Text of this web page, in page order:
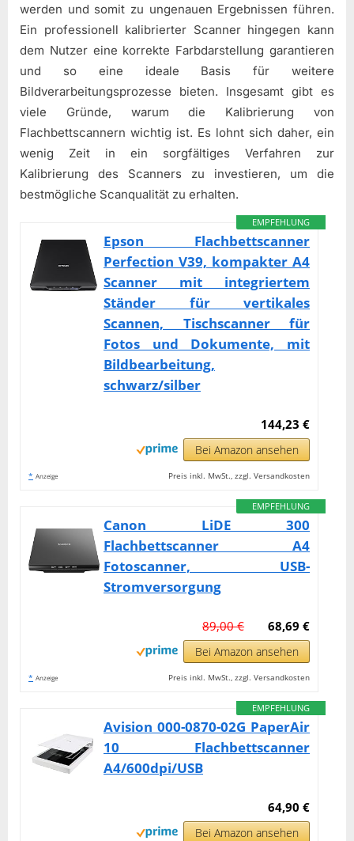
werden und somit zu ungenauen Ergebnissen führen.
Ein professionell kalibrierter Scanner hingegen kann
dem Nutzer eine korrekte Farbdarstellung garantieren
und so eine ideale Basis für weitere
Bildverarbeitungsprozesse bieten. Insgesamt gibt es
viele Gründe, warum die Kalibrierung von
Flachbettscannern wichtig ist. Es lohnt sich daher, ein
wenig Zeit in ein sorgfältiges Verfahren zur
Kalibrierung des Scanners zu investieren, um die
bestmögliche Scanqualität zu erhalten.
EMPFEHLUNG
Epson Flachbettscanner
Perfection V39, kompakter A4
Scanner mit integriertem
Ständer für vertikales
Scannen, Tischscanner für
Fotos und Dokumente, mit
Bildbearbeitung,
schwarz/silber
144,23 €
Bei Amazon ansehen
* Anzeige Preis inkl. MwSt., zzgl. Versandkosten
EMPFEHLUNG
Canon LiDE 300
Flachbettscanner A4
Fotoscanner, USB-
Stromversorgung
68,69 €
89,00 €
Bei Amazon ansehen
* Anzeige Preis inkl. MwSt., zzgl. Versandkosten
EMPFEHLUNG
Avision 000-0870-02G PaperAir
10 Flachbettscanner
A4/600dpi/USB
64,90 €
Bei Amazon ansehen